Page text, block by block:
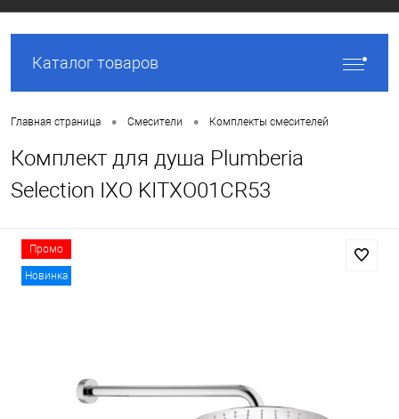
Каталог товаров
Главная страница • Смесители • Комплекты смесителей
Комплект для душа Plumberia
Selection IXO KITXO01CR53
Промо
Новинка